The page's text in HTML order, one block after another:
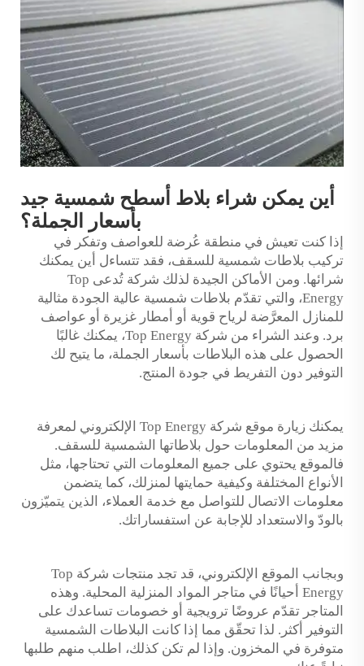
أين يمكن شراء بلاط أسطح شمسية جيد
بأسعار الجملة؟
إذا كنت تعيش في منطقة عُرضة للعواصف وتفكر في
تركيب بلاطات شمسية للسقف، فقد تتساءل أين يمكنك
شرائها. ومن الأماكن الجيدة لذلك شركة تُدعى Top
Energy، والتي تقدّم بلاطات شمسية عالية الجودة مثالية
للمنازل المعرَّضة لرياح قوية أو أمطار غزيرة أو عواصف
برد. وعند الشراء من شركة Top Energy، يمكنك غالبًا
الحصول على هذه البلاطات بأسعار الجملة، ما يتيح لك
التوفير دون التفريط في جودة المنتج.
يمكنك زيارة موقع شركة Top Energy الإلكتروني لمعرفة
مزيد من المعلومات حول بلاطاتها الشمسية للسقف.
فالموقع يحتوي على جميع المعلومات التي تحتاجها، مثل
الأنواع المختلفة وكيفية حمايتها لمنزلك، كما يتضمن
معلومات الاتصال للتواصل مع خدمة العملاء، الذين يتميّزون
بالودّ والاستعداد للإجابة عن استفساراتك.
وبجانب الموقع الإلكتروني، قد تجد منتجات شركة Top
Energy أحيانًا في متاجر المواد المنزلية المحلية. وهذه
المتاجر تقدّم عروضًا ترويجية أو خصومات تساعدك على
التوفير أكثر. لذا تحقّق مما إذا كانت البلاطات الشمسية
متوفرة في المخزون. وإذا لم تكن كذلك، اطلب منهم طلبها